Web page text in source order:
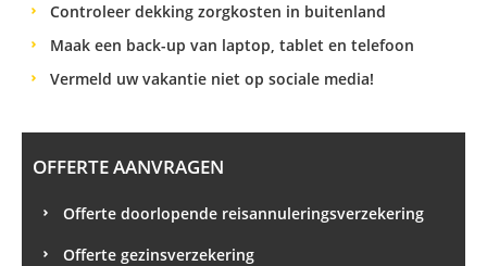
Controleer dekking zorgkosten in buitenland
Maak een back-up van laptop, tablet en telefoon
Vermeld uw vakantie niet op sociale media!
OFFERTE AANVRAGEN
Offerte doorlopende reisannuleringsverzekering
Offerte gezinsverzekering